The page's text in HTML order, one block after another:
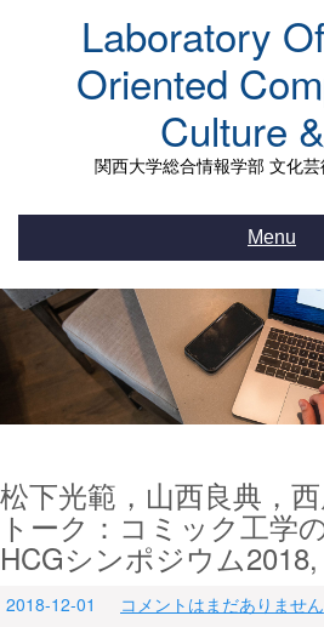
Laboratory
Oriented
Culture
関西大学総合情報学部 文化
Menu
松下光範，山西良典，
トーク：コミック工学
HCGシンポジウム
2018-12-01
コメントはまだありません